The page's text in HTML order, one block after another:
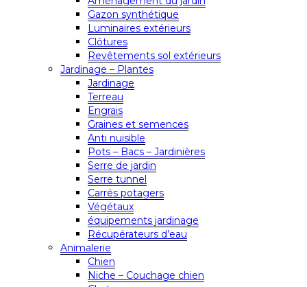
Gazon synthétique
Luminaires extérieurs
Clôtures
Revêtements sol extérieurs
Jardinage – Plantes
Jardinage
Terreau
Engrais
Graines et semences
Anti nuisible
Pots – Bacs – Jardinières
Serre de jardin
Serre tunnel
Carrés potagers
Végétaux
équipements jardinage
Récupérateurs d’eau
Animalerie
Chien
Niche – Couchage chien